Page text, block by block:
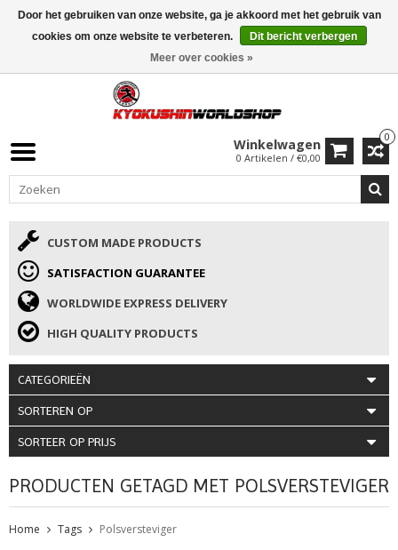
ISAMU SUMMER DEALS• 10% Korting + cadeau vanaf €169 →
0
Winkelwagen
0 Artikelen / €0,00
CUSTOM MADE PRODUCTS
SATISFACTION GUARANTEE
WORLDWIDE EXPRESS DELIVERY
HIGH QUALITY PRODUCTS
CATEGORIEËN
SORTEREN OP
SORTEER OP PRIJS
PRODUCTEN GETAGD MET POLSVERSTEVIGER
Home Tags Polsversteviger
Door het gebruiken van onze website, ga je akkoord met het gebruik van
cookies om onze website te verbeteren.
Dit bericht verbergen
Meer over cookies »